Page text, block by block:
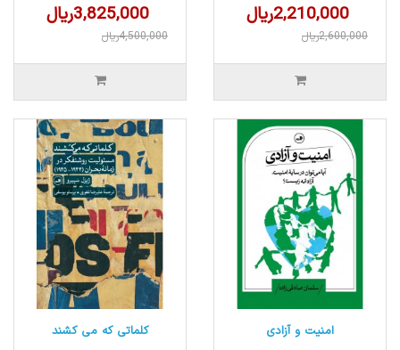
3,825,000ریال
4,500,000ریال
2,210,000ریال
2,600,000ریال
کلماتی که می کشند امنیت و آزادی